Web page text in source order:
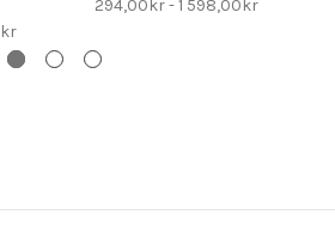
294,00kr - 1 598,00kr